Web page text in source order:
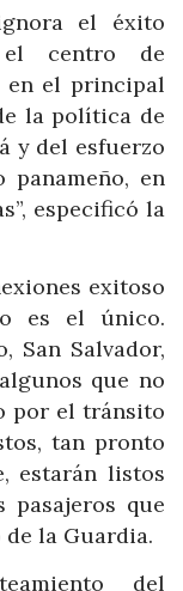
el éxito
centro de
en el principal
la política de
y del esfuerzo
en
especificó la
exitoso
es el único.
San Salvador,
que no
por el tránsito
tan pronto
estarán listos
que
la Guardia.
del